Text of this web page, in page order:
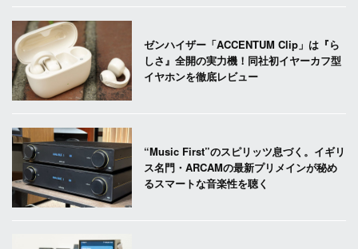
ゼンハイザー「ACCENTUM Clip」は『ら
しさ』全開の実力機！同社初イヤーカフ型
イヤホンを徹底レビュー
“Music First”のスピリッツ息づく。イギリ
ス名門・ARCAMの最新プリメインが秘め
るスマートな音楽性を聴く